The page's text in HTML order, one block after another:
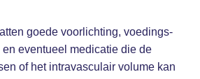
goede voorlichting, voedings-
eventueel medicatie die de
of het intravasculair volume kan